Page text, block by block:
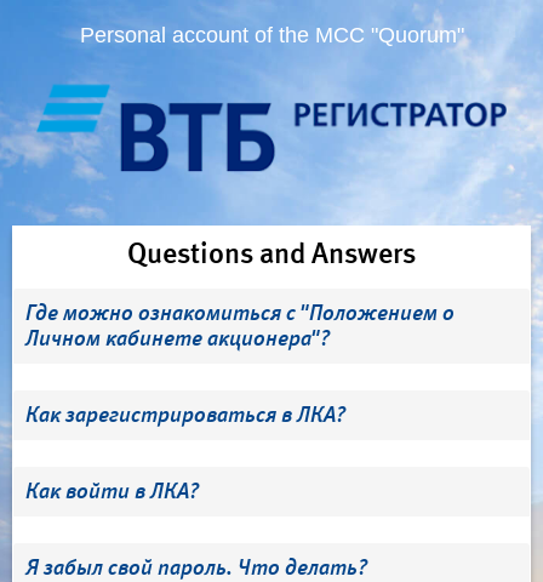
Personal account of the MCC "Quorum"
Questions and Answers
Где можно ознакомиться с "Положением о
Личном кабинете акционера"?
Как зарегистрироваться в ЛКА?
Как войти в ЛКА?
Я забыл свой пароль. Что делать?